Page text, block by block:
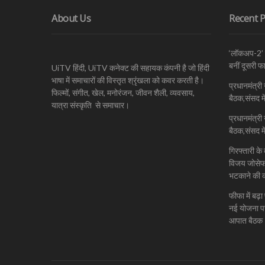
About Us
UiTV हिंदी, UiTV कनेक्ट की सहायक कंपनी है जो हिंदी
भाषा में समाचारों की विस्तृत श्रृंखला को कवर करती है।
फिल्मों, संगीत, खेल, मनोरंजन, जीवन शैली, व्यवसाय,
यात्रा संस्कृति से समाचार।
Recent
‘लॉकअप-2’
बनीं दूसरी
बैठक,संसद में
बैठक,संसद में
गिरफ्तारी
विजय जोसेफ
भटकाने की
फीफा में बढ़ा
नई योजना
आपात बैठक